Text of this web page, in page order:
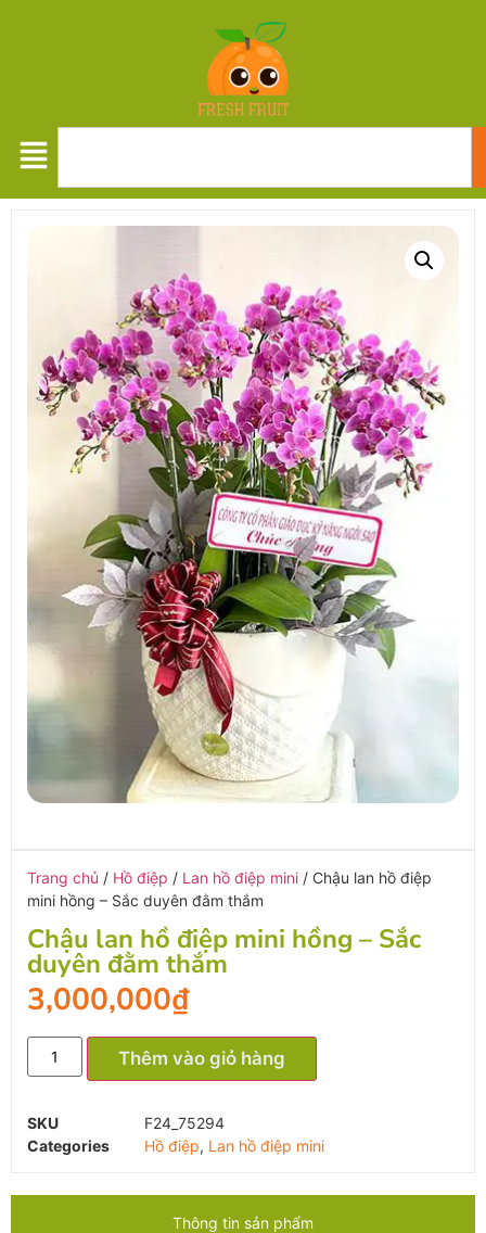
Trang chủ / Hồ điệp / Lan hồ điệp mini / Chậu lan hồ điệp
mini hồng – Sắc duyên đằm thắm
Chậu lan hồ điệp mini hồng – Sắc
duyên đằm thắm
3,000,000₫
Thêm vào giỏ hàng
SKU
F24_75294
Categories
Hồ điệp, Lan hồ điệp mini
Thông tin sản phẩm